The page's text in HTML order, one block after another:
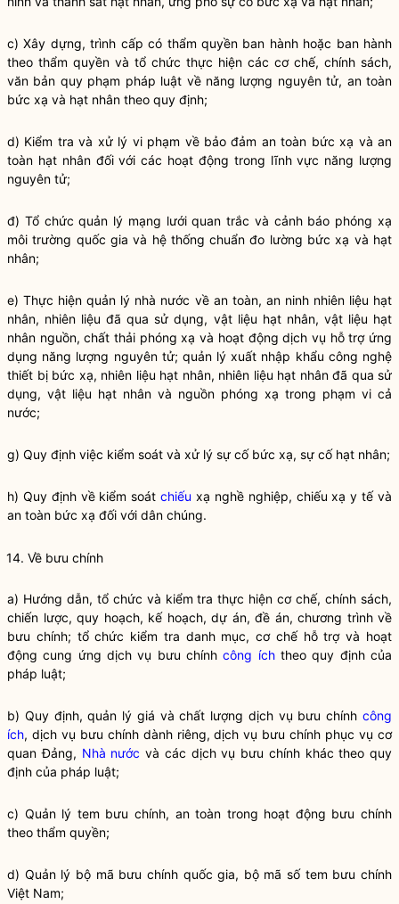
c) Xây dựng, trình cấp có thẩm quyềnban hành hoặc ban hành
theo thẩm quyền và tổ chức thực hiện các cơ chế, chính sách,
văn bản quy phạm pháp luật về năng lượng nguyên tử, an toàn
bức xạ và hạt nhân theo quy định;
d) Kiểm tra và xử lý vi phạm về bảo đảm an toàn bức xạ và an
toàn hạt nhân đối với các hoạt động trong lĩnh vực năng lượng
nguyên tử;
đ) Tổ chức quản lý mạng lưới quan trắc và cảnh báo phóng xạ
môi trường quốc gia và hệ thống chuẩn đo lường bức xạ và hạt
nhân;
e) Thực hiệnquản lý nhà nước về an toàn, an ninh nhiên liệu hạt
nhân, nhiên liệu đã qua sử dụng, vật liệu hạt nhân, vật liệu hạt
nhân nguồn, chất thải phóng xạ và hoạt động dịch vụ hỗ trợ ứng
dụng năng lượng nguyên tử; quản lý xuất nhập khẩu công nghệ
thiết bị bức xạ, nhiên liệu hạt nhân, nhiên liệu hạt nhân đã qua sử
dụng, vật liệu hạt nhân và nguồn phóng xạ trong phạm vi cả
nước;
g) Quy định việc kiểm soát và xử lý sự cố bức xạ, sự cố hạt nhân;
h) Quy định về kiểm soátchiếu xạ nghề nghiệp, chiếu xạ y tế và
an toàn bức xạ đối với dân chúng.
14. Về bưu chính
a) Hướng dẫn, tổ chức và kiểm tra thực hiện cơ chế, chính sách,
chiến lược, quy hoạch, kế hoạch, dự án, đề án, chương trình về
bưu chính; tổ chức kiểm tra danh mục, cơ chế hỗ trợ và hoạt
động cung ứng dịch vụ bưu chínhcông íchtheo quy định của
pháp luật;
b) Quy định, quản lý giá và chất lượng dịch vụ bưu chính công
ích, dịch vụ bưu chính dành riêng, dịch vụ bưu chính phục vụ cơ
quan Đảng, Nhà nước và các dịch vụ bưu chính khác theo quy
định của pháp luật;
c) Quản lý tem bưu chính, an toàn trong hoạt động bưu chính
theo thẩm quyền;
d) Quản lý bộ mã bưu chính quốc gia, bộ mã số tem bưu chính
Việt Nam;